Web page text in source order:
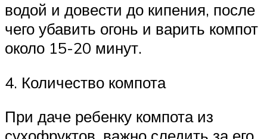
водой и довести до кипения, после
чего убавить огонь и варить компот
около 15-20 минут.
4. Количество компота
При даче ребенку компота из